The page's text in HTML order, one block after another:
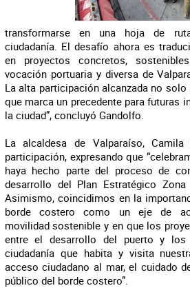
transformarse en una hoja de
ciudadanía. El desafío ahora es
en proyectos concretos,
vocación portuaria y diversa de
La alta participación alcanzada no
que marca un precedente para futuras
la ciudad”, concluyó Gandolfo.
La alcaldesa de Valparaíso,
participación, expresando que
haya hecho parte del proceso de
desarrollo del Plan Estratégico
Asimismo, coincidimos en la
borde costero como un eje de
movilidad sostenible y en que los
entre el desarrollo del puerto y
ciudadanía que habita y visita
acceso ciudadano al mar, el cuidado
público del borde costero”.